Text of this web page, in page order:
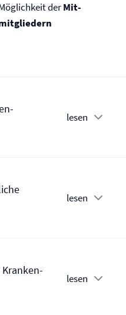
derMit­
lesen
lesen
Kranken­
lesen